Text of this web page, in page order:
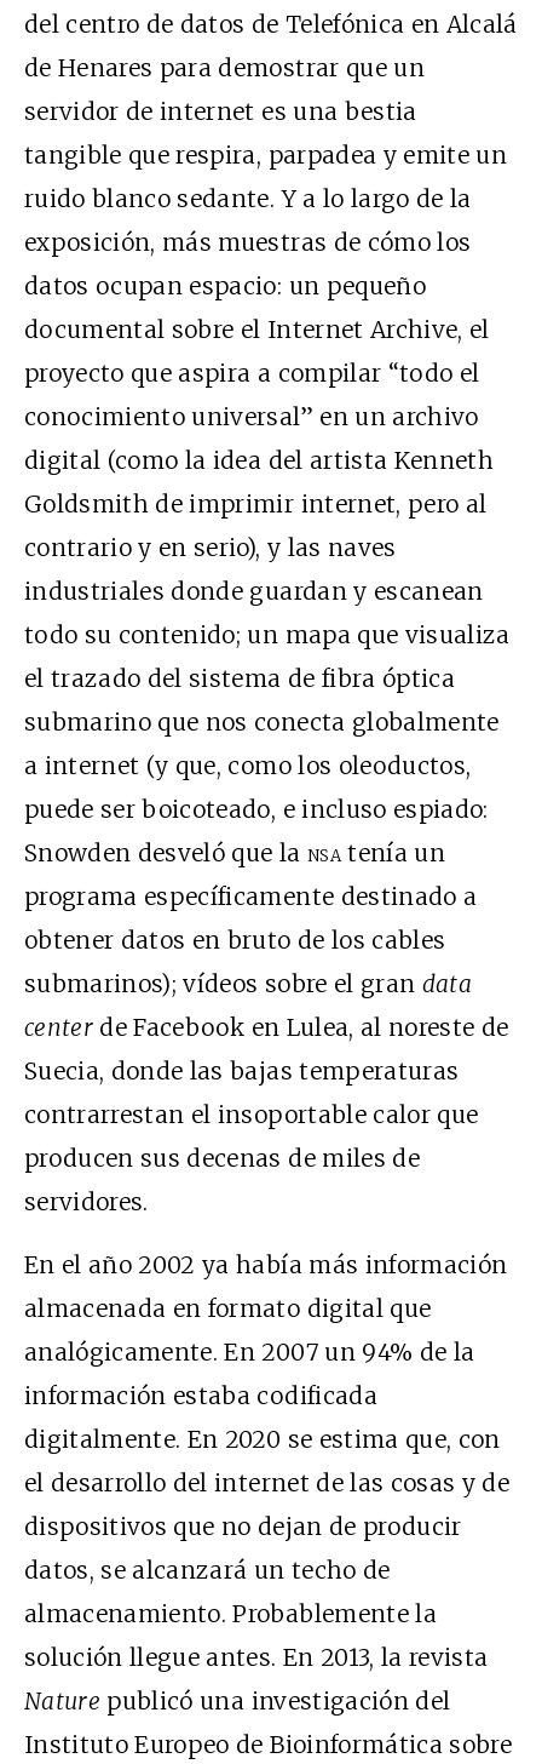
del centro de datos de Telefónica en Alcalá
de Henares para demostrar que un
servidor de internet es una bestia
tangible que respira, parpadea y emite un
ruido blanco sedante. Y a lo largo de la
exposición, más muestras de cómo los
datos ocupan espacio: un pequeño
documental sobre el Internet Archive, el
proyecto que aspira a compilar “todo el
conocimiento universal” en un archivo
digital (como la idea del artista Kenneth
Goldsmith de imprimir internet, pero al
contrario y en serio), y las naves
industriales donde guardan y escanean
todo su contenido; un mapa que visualiza
el trazado del sistema de fibra óptica
submarino que nos conecta globalmente
a internet (y que, como los oleoductos,
puede ser boicoteado, e incluso espiado:
Snowden desveló que la nsatenía un
programa específicamente destinado a
obtener datos en bruto de los cables
submarinos); vídeos sobre el gran data
center de Facebook en Lulea, al noreste de
Suecia, donde las bajas temperaturas
contrarrestan el insoportable calor que
producen sus decenas de miles de
servidores.
En el año 2002 ya había más información
almacenada en formato digital que
analógicamente. En 2007 un 94% de la
información estaba codificada
digitalmente. En 2020 se estima que, con
el desarrollo del internet de las cosas y de
dispositivos que no dejan de producir
datos, se alcanzará un techo de
almacenamiento. Probablemente la
solución llegue antes. En 2013, la revista
Nature publicó una investigación del
Instituto Europeo de Bioinformática sobre